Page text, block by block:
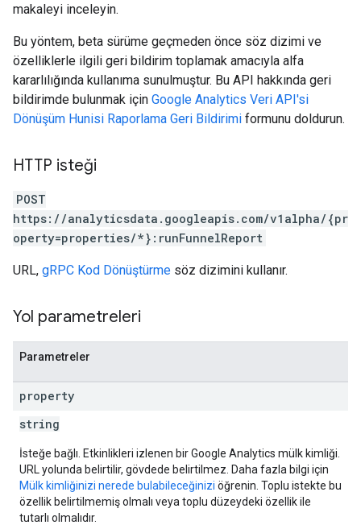
makaleyi inceleyin.
Bu yöntem, beta sürüme geçmeden önce söz dizimi ve
özelliklerle ilgili geri bildirim toplamak amacıyla alfa
kararlılığında kullanıma sunulmuştur. Bu API hakkında geri
bildirimde bulunmak için Google Analytics Veri API'si
Dönüşüm Hunisi Raporlama Geri Bildirimi formunu doldurun.
HTTP isteği
POST
https://analyticsdata.googleapis.com/v1alpha/{pr
operty=properties/*}:runFunnelReport
URL, gRPC Kod Dönüştürme söz dizimini kullanır.
Yol parametreleri
Parametreler
property
string
İsteğe bağlı. Etkinlikleri izlenen bir Google Analytics mülk kimliği.
URL yolunda belirtilir, gövdede belirtilmez. Daha fazla bilgi için
Mülk kimliğinizi nerede bulabileceğinizi öğrenin. Toplu istekte bu
özellik belirtilmemiş olmalı veya toplu düzeydeki özellik ile
tutarlı olmalıdır.